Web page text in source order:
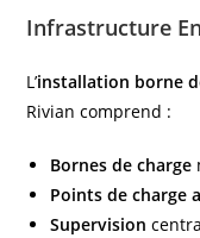
Infrastructure
L’installation borne
Rivian comprend :
Bornes de charge
Points de charge
Supervision